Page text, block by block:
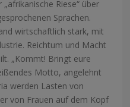
Riese“ über
Sprachen.
wirtschaftlich stark, mit
Reichtum und Macht
„Kommt! Bringt eure
Motto, angelehnt
werden Lasten von
von Frauen auf dem Kopf